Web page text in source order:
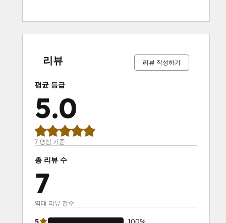
리뷰 리뷰 작성하기
평균 등급
5.0
7 평점 기준
총 리뷰 수
7
역대 리뷰 건수
료